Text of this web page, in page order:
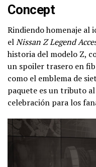
Concept
Rindiendo homenaje al
elNissan Z Legend
historia del modelo Z,
un spoiler trasero en
como el emblema de
paquete es un tributo
celebración para los